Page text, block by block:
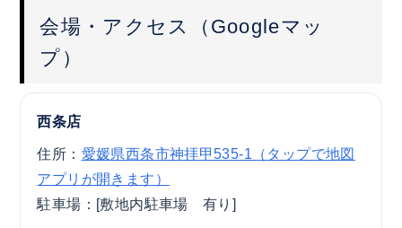
会場・アクセス（Googleマッ
プ）
西条店
住所： 愛媛県西条市神拝甲535-1（タップで地図
アプリが開きます）
駐車場：[敷地内駐車場 有り]